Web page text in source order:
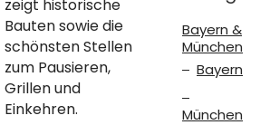
zeigt historische
Bauten sowie die
schönsten Stellen
zum Pausieren,
Grillen und
Einkehren.
Bayern &
München
Bayern
München